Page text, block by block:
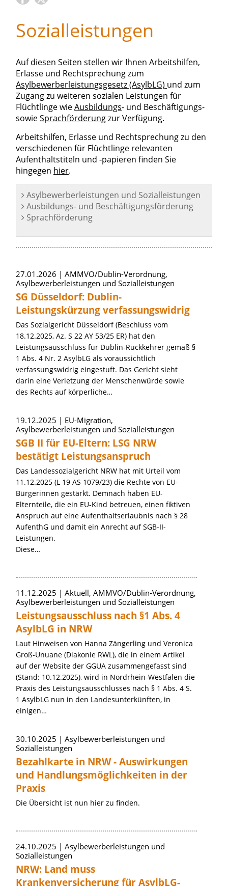
Sozialleistungen
Auf diesen Seiten stellen wir Ihnen Arbeitshilfen,
Erlasse und Rechtsprechung zum
Asylbewerberleistungsgesetz (AsylbLG) und zum
Zugang zu weiteren sozialen Leistungen für
Flüchtlinge wieAusbildungs- und Beschäftigungs-
sowieSprachförderungzur Verfügung.
Arbeitshilfen, Erlasse und Rechtsprechung zu den
verschiedenen für Flüchtlinge relevanten
Aufenthaltstiteln und -papieren finden Sie
hingegen hier.
Asylbewerberleistungen und Sozialleistungen
Ausbildungs- und Beschäftigungsförderung
Sprachförderung
27.01.2026
AMMVO/Dublin-Verordnung,
Asylbewerberleistungen und Sozialleistungen
SG Düsseldorf: Dublin-
Leistungskürzung verfassungswidrig
Das Sozialgericht Düsseldorf (Beschluss vom
18.12.2025, Az. S 22 AY 53/25 ER) hat den
Leistungsausschluss für Dublin-Rückkehrer gemäß §
1 Abs. 4 Nr. 2 AsylbLG als voraussichtlich
verfassungswidrig eingestuft. Das Gericht sieht
darin eine Verletzung der Menschenwürde sowie
des Rechts auf körperliche…
19.12.2025
EU-Migration,
Asylbewerberleistungen und Sozialleistungen
SGB II für EU-Eltern: LSG NRW
bestätigt Leistungsanspruch
Das Landessozialgericht NRW hat mit Urteil vom
11.12.2025 (L 19 AS 1079/23) die Rechte von EU-
Bürgerinnen gestärkt. Demnach haben EU-
Elternteile, die ein EU-Kind betreuen, einen fiktiven
Anspruch auf eine Aufenthaltserlaubnis nach § 28
AufenthG und damit ein Anrecht auf SGB-II-
Leistungen.
Diese…
11.12.2025
Aktuell, AMMVO/Dublin-Verordnung,
Asylbewerberleistungen und Sozialleistungen
Leistungsausschluss nach §1 Abs. 4
AsylbLG in NRW
Laut Hinweisen von Hanna Zängerling und Veronica
Groß-Unuane (Diakonie RWL), die in einem Artikel
auf der Website der GGUA zusammengefasst sind
(Stand: 10.12.2025), wird in Nordrhein-Westfalen die
Praxis des Leistungsausschlusses nach § 1 Abs. 4 S.
1 AsylbLG nun in den Landesunterkünften, in
einigen…
30.10.2025
Asylbewerberleistungen und
Sozialleistungen
Bezahlkarte in NRW - Auswirkungen
und Handlungsmöglichkeiten in der
Praxis
Die Übersicht ist nun hier zu finden.
24.10.2025
Asylbewerberleistungen und
Sozialleistungen
NRW: Land muss
Krankenversicherung für AsylbLG-